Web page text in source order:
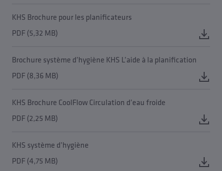
KHS Brochure pour les planificateurs
PDF (5,32 MB)
Brochure système d’hygiène KHS L’aide à la planification
PDF (8,36 MB)
KHS Brochure CoolFlow Circulation d’eau froide
PDF (2,25 MB)
KHS système d’hygiène
PDF (4,75 MB)